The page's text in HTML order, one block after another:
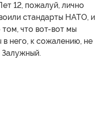
12, пожалуй, лично
стандарты НАТО, и
что вот-вот мы
него, к сожалению, не
Залужный.